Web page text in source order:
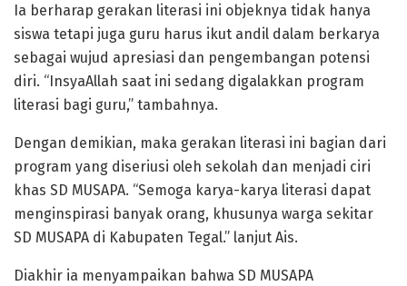
Ia berharap gerakan literasi ini objeknya tidak hanya
siswa tetapi juga guru harus ikut andil dalam berkarya
sebagai wujud apresiasi dan pengembangan potensi
diri. “InsyaAllah saat ini sedang digalakkan program
literasi bagi guru,” tambahnya.
Dengan demikian, maka gerakan literasi ini bagian dari
program yang diseriusi oleh sekolah dan menjadi ciri
khas SD MUSAPA. “Semoga karya-karya literasi dapat
menginspirasi banyak orang, khusunya warga sekitar
SD MUSAPA di Kabupaten Tegal.” lanjut Ais.
Diakhir ia menyampaikan bahwa SD MUSAPA